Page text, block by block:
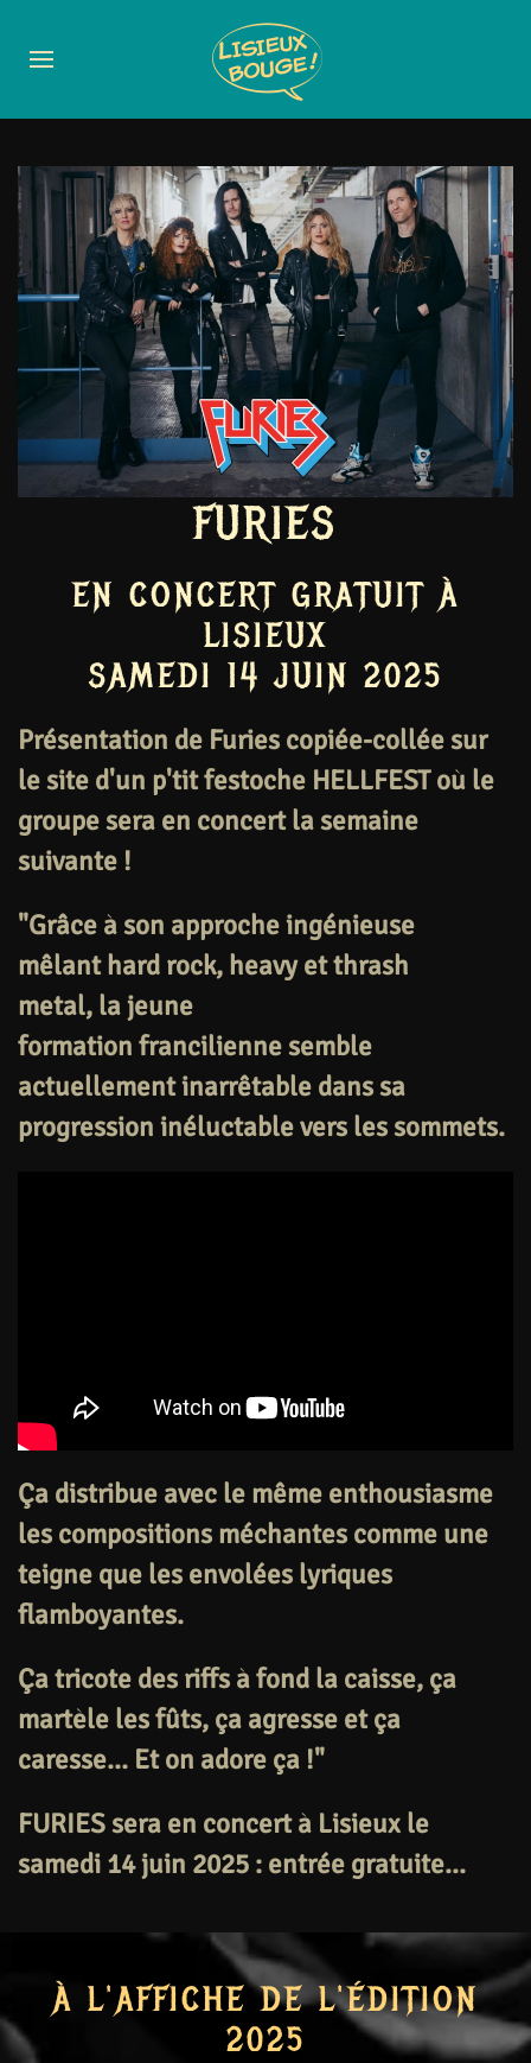
FURIES
EN CONCERT GRATUIT À
LISIEUX
SAMEDI 14 JUIN 2025
Présentation de Furies copiée-collée sur
le site d'un p'tit festoche HELLFEST où le
groupe sera en concert la semaine
suivante !
"Grâce à son approche ingénieuse
mêlant hard rock, heavy et thrash
metal, la jeune
formation franciliennesemble
actuellement inarrêtable dans sa
progression inéluctable vers les sommets.
Ça distribue avec le même enthousiasme
les compositions méchantes comme une
teigne que les envolées lyriques
flamboyantes.
Ça tricote des riffs à fond la caisse, ça
martèle les fûts, ça agresse et ça
caresse… Et on adore ça !"
FURIES sera en concert à Lisieux le
samedi 14 juin 2025 : entrée gratuite...
À L'AFFICHE DE L'ÉDITION
2025